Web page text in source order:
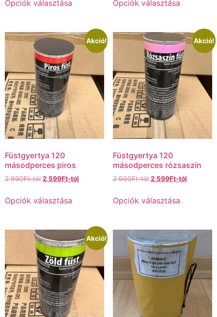
Opciók választása Opciók választása
Akció!
Füstgyertya 120
másodperces piros
2 990Ft-tól 2 599Ft-tól
Opciók választása
Akció!
Füstgyertya 120
másodperces rózsaszín
2 990Ft-tól 2 599Ft-tól
Opciók választása
Akció!